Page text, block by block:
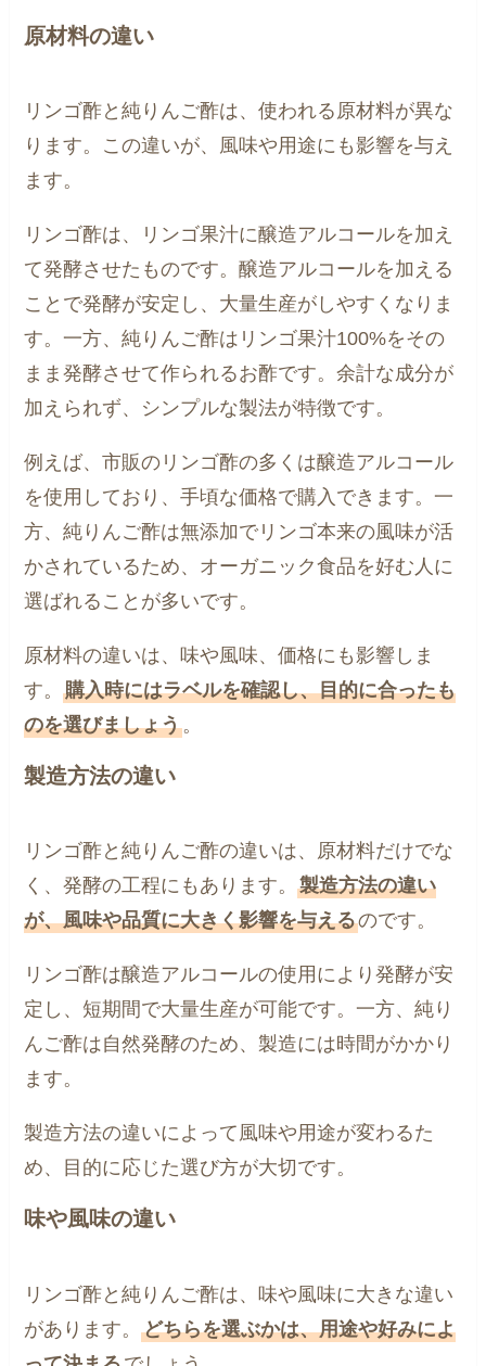
原材料の違い
リンゴ酢と純りんご酢は、使われる原材料が異な
ります。この違いが、風味や用途にも影響を与え
ます。
リンゴ酢は、リンゴ果汁に醸造アルコールを加え
て発酵させたものです。醸造アルコールを加える
ことで発酵が安定し、大量生産がしやすくなりま
す。一方、純りんご酢はリンゴ果汁100%をその
まま発酵させて作られるお酢です。余計な成分が
加えられず、シンプルな製法が特徴です。
例えば、市販のリンゴ酢の多くは醸造アルコール
を使用しており、手頃な価格で購入できます。一
方、純りんご酢は無添加でリンゴ本来の風味が活
かされているため、オーガニック食品を好む人に
選ばれることが多いです。
原材料の違いは、味や風味、価格にも影響しま
す。購入時にはラベルを確認し、目的に合ったも
のを選びましょう。
製造方法の違い
リンゴ酢と純りんご酢の違いは、原材料だけでな
く、発酵の工程にもあります。製造方法の違い
が、風味や品質に大きく影響を与えるのです。
リンゴ酢は醸造アルコールの使用により発酵が安
定し、短期間で大量生産が可能です。一方、純り
んご酢は自然発酵のため、製造には時間がかかり
ます。
製造方法の違いによって風味や用途が変わるた
め、目的に応じた選び方が大切です。
味や風味の違い
リンゴ酢と純りんご酢は、味や風味に大きな違い
があります。どちらを選ぶかは、用途や好みによ